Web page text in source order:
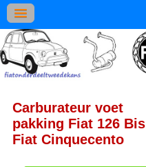
Carburateur voet
pakking Fiat 126 Bis
Fiat Cinquecento